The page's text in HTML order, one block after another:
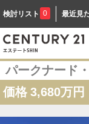
検討リスト 0 最近見
パークナード
価格 3,680万円